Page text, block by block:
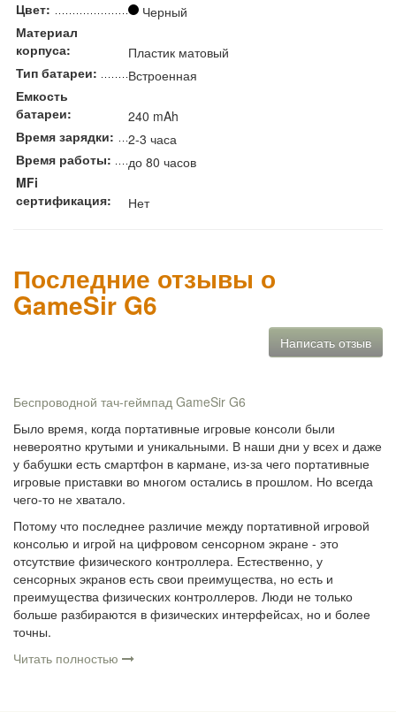
Цвет:
Черный
Материал
корпуса:
Пластик матовый
Тип батареи:
Встроенная
Емкость
батареи:
240 mAh
Время зарядки:
2-3 часа
Время работы:
до 80 часов
MFi
сертификация:
Нет
Последние отзывы о
GameSir G6
Написать отзыв
Беспроводной тач-геймпад GameSir G6
Было время, когда портативные игровые консоли были
невероятно крутыми и уникальными. В наши дни у всех и даже
у бабушки есть смартфон в кармане, из-за чего портативные
игровые приставки во многом остались в прошлом. Но всегда
чего-то не хватало.
Потому что последнее различие между портативной игровой
консолью и игрой на цифровом сенсорном экране - это
отсутствие физического контроллера. Естественно, у
сенсорных экранов есть свои преимущества, но есть и
преимущества физических контроллеров. Люди не только
больше разбираются в физических интерфейсах, но и более
точны.
Читать полностью